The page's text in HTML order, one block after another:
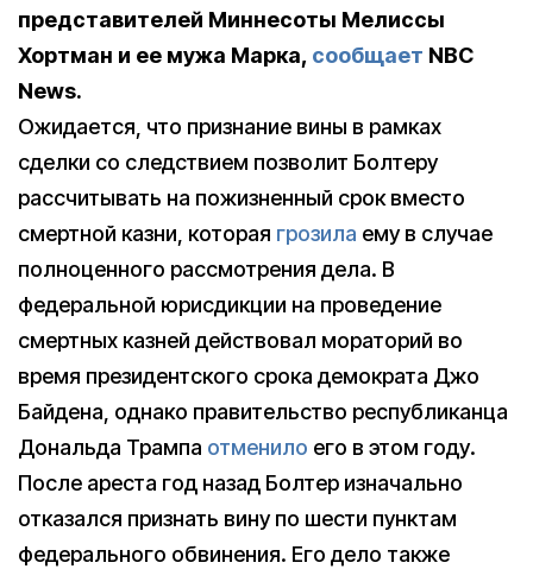
представителей Миннесоты Мелиссы
Хортман и ее мужа Марка, сообщает NBC
News.
Ожидается, что признание вины в рамках
сделки со следствием позволит Болтеру
рассчитывать на пожизненный срок вместо
смертной казни, которая грозила ему в случае
полноценного рассмотрения дела. В
федеральной юрисдикции на проведение
смертных казней действовал мораторий во
время президентского срока демократа Джо
Байдена, однако правительство республиканца
Дональда Трампа отменило его в этом году.
После ареста год назад Болтер изначально
отказался признать вину по шести пунктам
федерального обвинения. Его дело также